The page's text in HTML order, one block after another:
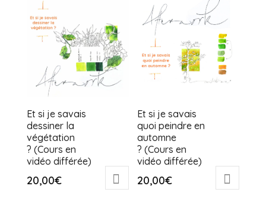
Et si je savais
dessiner la
végétation
? (Cours en
vidéo différée)
20,00€
Et si je savais
quoi peindre en
automne
? (Cours en
vidéo différée)
20,00€